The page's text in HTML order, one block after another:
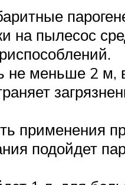
пылесос
меньше 2 м,
применения
подойдет